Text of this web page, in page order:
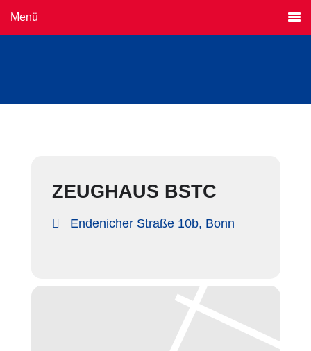
Menü
ZEUGHAUS BSTC
Endenicher Straße 10b, Bonn